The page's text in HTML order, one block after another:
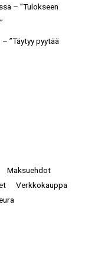
– ”Tulokseen
”Täytyy pyytää
Maksuehdot
Verkkokauppa